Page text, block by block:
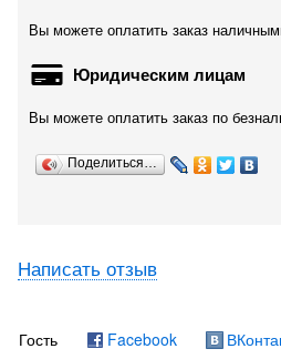
Вы можете оплатить заказ
Юридическим лицам
Вы можете оплатить заказ по
Поделиться…
Написать отзыв
Гость Facebook